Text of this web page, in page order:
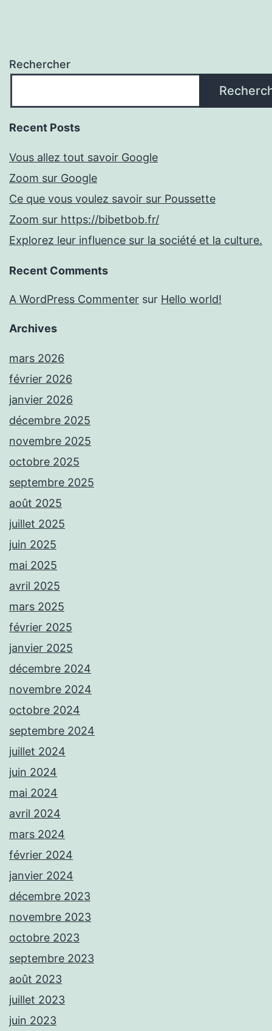
Rechercher
Recent Posts
Vous allez tout savoir Google
Zoom sur Google
Ce que vous voulez savoir sur Poussette
Zoom sur https://bibetbob.fr/
Explorez leur influence sur la société et la culture.
Recent Comments
A WordPress Commenter sur Hello world!
Archives
mars 2026
février 2026
janvier 2026
décembre 2025
novembre 2025
octobre 2025
septembre 2025
août 2025
juillet 2025
juin 2025
mai 2025
avril 2025
mars 2025
février 2025
janvier 2025
décembre 2024
novembre 2024
octobre 2024
septembre 2024
juillet 2024
juin 2024
mai 2024
avril 2024
mars 2024
février 2024
janvier 2024
décembre 2023
novembre 2023
octobre 2023
septembre 2023
août 2023
juillet 2023
juin 2023